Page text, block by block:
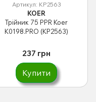
Артикул: KP2563
KOER
Трійник 75 PPR Koer
K0198.PRO (KP2563)
237 грн
Купити